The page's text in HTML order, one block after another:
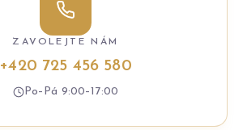
ZAVOLEJTE NÁM
+420 725 456 580
Po–Pá 9:00–17:00